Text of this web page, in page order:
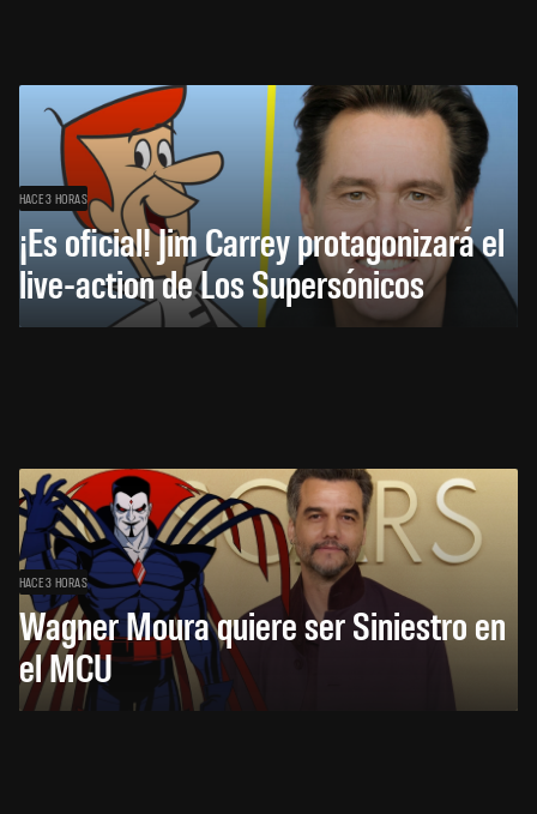
HACE 3 HORAS
¡Es oficial! Jim Carrey protagonizará el
live-action de Los Supersónicos
HACE 3 HORAS
Wagner Moura quiere ser Siniestro en
el MCU